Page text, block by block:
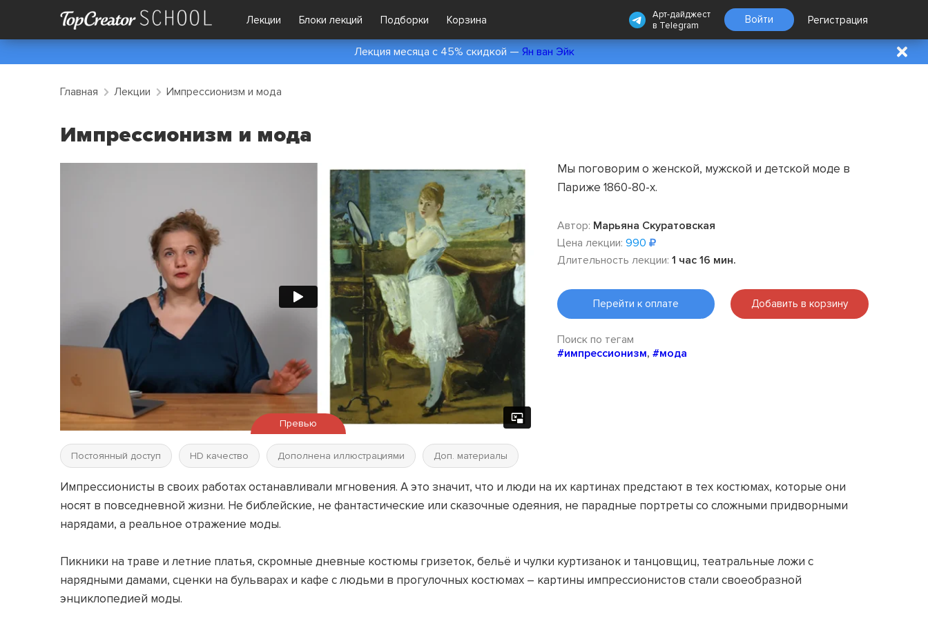
Лекции Блоки лекций Подборки Корзина
Арт-дайджест
в Telegram Войти Регистрация
Лекция месяца с 45% скидкой — Ян ван Эйк
Главная Лекции Импрессионизм и мода
Импрессионизм и мода
Превью
Постоянный доступ HD качество Дополнена иллюстрациями Доп. материалы
Мы поговорим о женской, мужской и детской моде в
Париже 1860-80-х.
Автор: Марьяна Скуратовская
Цена лекции: 990
Длительность лекции: 1 час 16 мин.
Перейти к оплате Добавить в корзину
Поиск по тегам
#импрессионизм,#мода
Импрессионисты в своих работах останавливали мгновения. А это значит, что и люди на их картинах предстают в тех костюмах, которые они
носят в повседневной жизни. Не библейские, не фантастические или сказочные одеяния, не парадные портреты со сложными придворными
нарядами, а реальное отражение моды.
Пикники на траве и летние платья, скромные дневные костюмы гризеток, бельё и чулки куртизанок и танцовщиц, театральные ложи с
нарядными дамами, сценки на бульварах и кафе с людьми в прогулочных костюмах – картины импрессионистов стали своеобразной
энциклопедией моды.